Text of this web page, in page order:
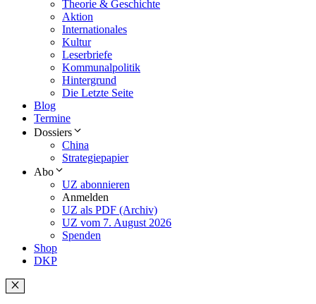
Theorie & Geschichte
Aktion
Internationales
Kultur
Leserbriefe
Kommunalpolitik
Hintergrund
Die Letzte Seite
Blog
Termine
Dossiers
China
Strategiepapier
Abo
UZ abonnieren
Anmelden
UZ als PDF (Archiv)
UZ vom 7. August 2026
Spenden
Shop
DKP
Schließen